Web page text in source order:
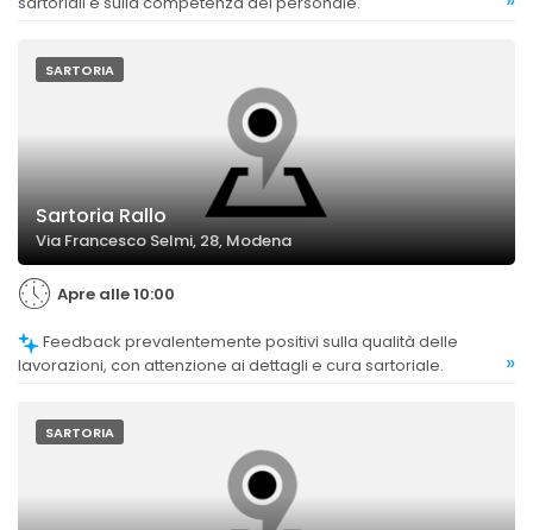
SARTORIA
Sartoria Rallo
Via Francesco Selmi, 28, Modena
Apre alle 10:00
lavorazioni, con attenzione ai dettagli e cura sartoriale.
»
SARTORIA